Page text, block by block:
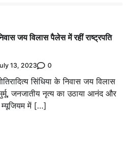
जय विलास पैलेस में रहीं राष्ट्रपति
13, 2023 0
सिंधिया के निवास जय विलास
जनजातीय नृत्य का उठाया आनंद और
म्यूजियम में […]